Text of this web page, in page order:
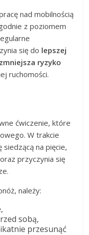
nad mobilnością
z poziomem
się do lepszej
zmniejsza ryzyko
ruchomości.
ćwiczenie, które
W trakcie
na pięcie,
oraz przyczynia się
należy:
sobą,
przesunąć